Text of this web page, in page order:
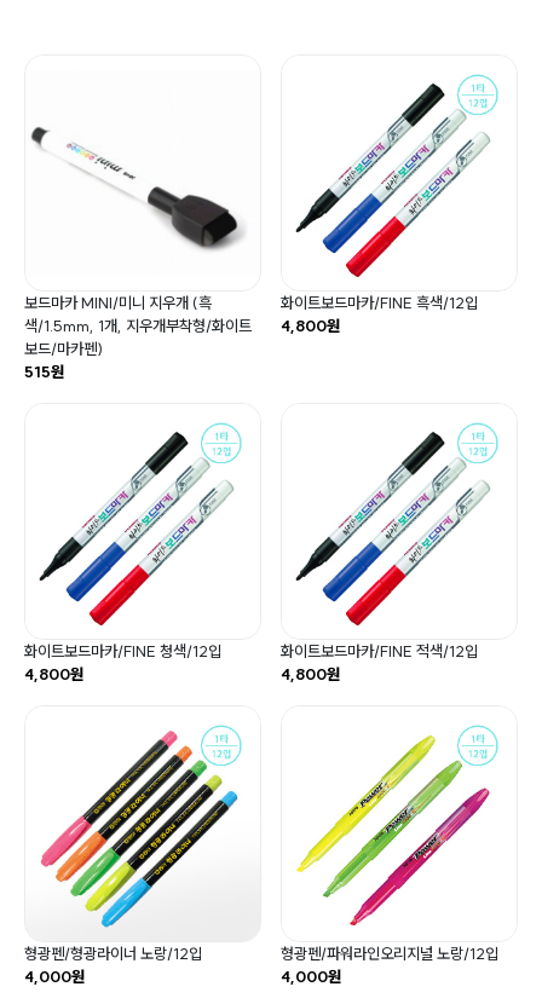
보드마카 MINI/미니 지우개 (흑
색/1.5mm, 1개, 지우개부착형/화이트
보드/마카펜)
515원
화이트보드마카/FINE 흑색/12입
4,800원
화이트보드마카/FINE 청색/12입
4,800원
화이트보드마카/FINE 적색/12입
4,800원
형광펜/형광라이너 노랑/12입
4,000원
형광펜/파워라인오리지널 노랑/12입
4,000원